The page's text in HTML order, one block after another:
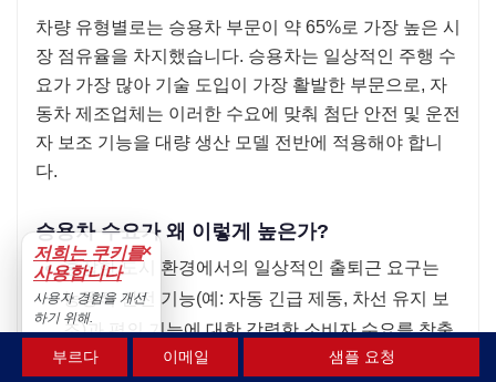
차량 유형별로는 승용차 부문이 약 65%로 가장 높은 시
장 점유율을 차지했습니다. 승용차는 일상적인 주행 수
요가 가장 많아 기술 도입이 가장 활발한 부문으로, 자
동차 제조업체는 이러한 수요에 맞춰 첨단 안전 및 운전
자 보조 기능을 대량 생산 모델 전반에 적용해야 합니
다.
승용차 수요가 왜 이렇게 높은가?
혼잡한 도시 환경에서의 일상적인 출퇴근 요구는
능동적 안전 기능(예: 자동 긴급 제동, 차선 유지 보
조)과 편의 기능에 대한 강력한 소비자 수요를 창출
합니다.
부르다 이메일 샘플 요청
저희는 쿠키를
사용합니다
×
사용자 경험을 개선
하기 위해.